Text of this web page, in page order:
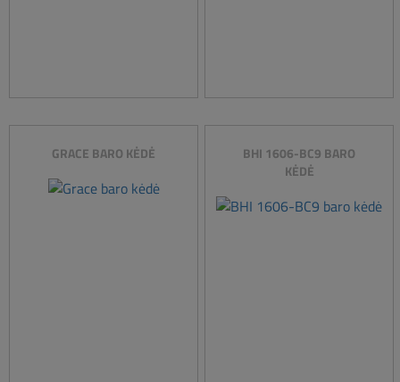
GRACE BARO KĖDĖ
BHI 1606-BC9 BARO
KĖDĖ